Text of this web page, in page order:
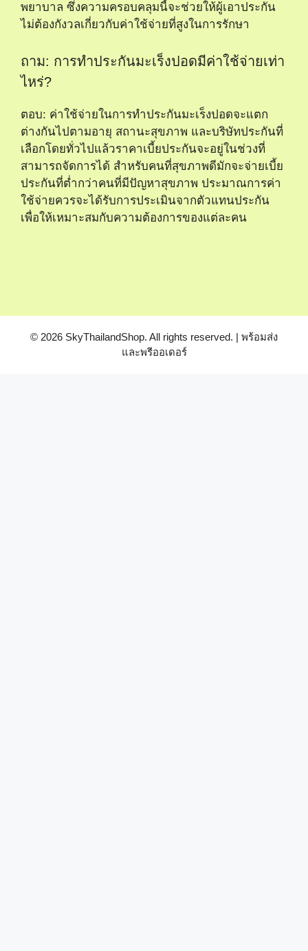
พยาบาล ซึ่งความครอบคลุมนี้จะช่วยให้ผู้เอาประกัน
ไม่ต้องกังวลเกี่ยวกับค่าใช้จ่ายที่สูงในการรักษา
ถาม: การทำประกันมะเร็งปอดมีค่าใช้จ่ายเท่า
ไหร่?
ตอบ: ค่าใช้จ่ายในการทำประกันมะเร็งปอดจะแตก
ต่างกันไปตามอายุ สถานะสุขภาพ และบริษัทประกันที่
เลือกโดยทั่วไปแล้วราคาเบี้ยประกันจะอยู่ในช่วงที่
สามารถจัดการได้ สำหรับคนที่สุขภาพดีมักจะจ่ายเบี้ย
ประกันที่ต่ำกว่าคนที่มีปัญหาสุขภาพ ประมาณการค่า
ใช้จ่ายควรจะได้รับการประเมินจากตัวแทนประกัน
เพื่อให้เหมาะสมกับความต้องการของแต่ละคน
© 2026 SkyThailandShop. All rights reserved. | พร้อมส่ง
และพรีออเดอร์